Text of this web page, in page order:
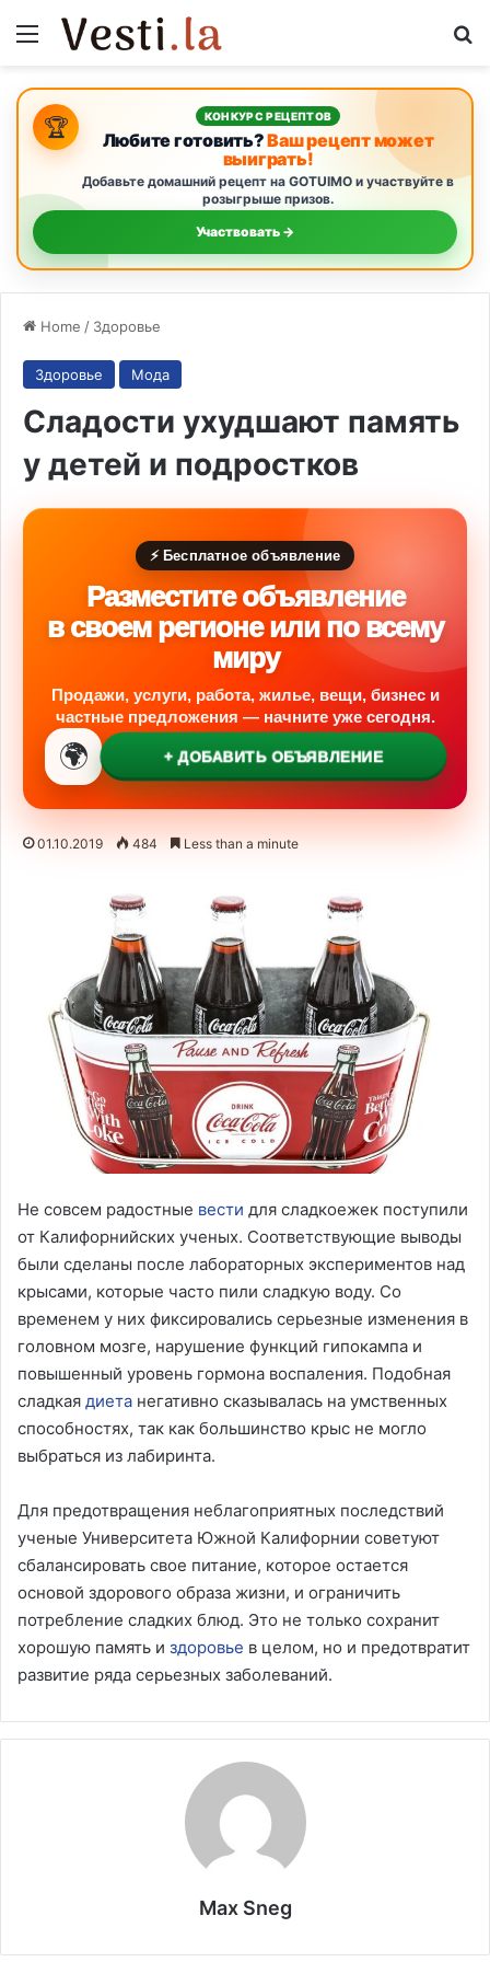
Menu
🏆 КОНКУРС РЕЦЕПТОВ
Любите готовить?Ваш рецепт может
выиграть!
Добавьте домашний рецепт на GOTUIMO и участвуйте в
розыгрыше призов.
Участвовать →
Home / Здоровье
Здоровье Мода
Сладости ухудшают память
у детей и подростков
⚡ Бесплатное объявление
Разместите объявление
в своем регионе или по всему
миру
Продажи, услуги, работа, жилье, вещи, бизнес и
частные предложения — начните уже сегодня.
🌍 + ДОБАВИТЬ ОБЪЯВЛЕНИЕ
01.10.2019 484 Less than a minute
Не совсем радостные вести для сладкоежек поступили
от Калифорнийских ученых. Соответствующие выводы
были сделаны после лабораторных экспериментов над
крысами, которые часто пили сладкую воду. Со
временем у них фиксировались серьезные изменения в
головном мозге, нарушение функций гипокампа и
повышенный уровень гормона воспаления. Подобная
сладкая диета негативно сказывалась на умственных
способностях, так как большинство крыс не могло
выбраться из лабиринта.
Для предотвращения неблагоприятных последствий
ученые Университета Южной Калифорнии советуют
сбалансировать свое питание, которое остается
основой здорового образа жизни, и ограничить
потребление сладких блюд. Это не только сохранит
хорошую память и здоровье в целом, но и предотвратит
развитие ряда серьезных заболеваний.
Max Sneg